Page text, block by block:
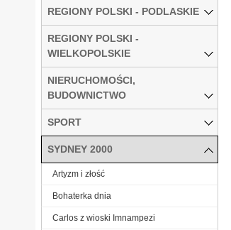
REGIONY POLSKI - PODLASKIE
REGIONY POLSKI -
WIELKOPOLSKIE
NIERUCHOMOŚCI,
BUDOWNICTWO
SPORT
SYDNEY 2000
Artyzm i złość
Bohaterka dnia
Carlos z wioski Imnampezi